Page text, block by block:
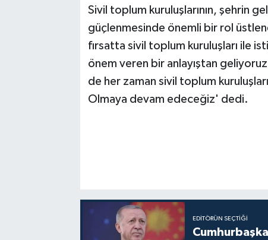
Sivil toplum kuruluşlarının, şehrin
güçlenmesinde önemli bir rol
fırsatta sivil toplum kuruluşları ile
önem veren bir anlayıştan
de her zaman sivil toplum
Olmaya devam edeceğiz' dedi.
EDITÖRÜN SEÇTIĞI